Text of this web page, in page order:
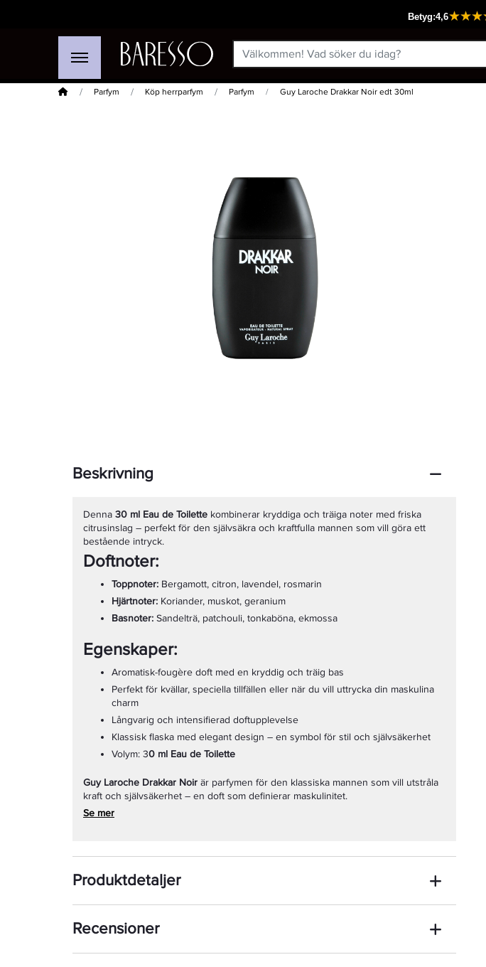
Hem Parfym Köp herrparfym Parfym Guy Laroche Drakkar Noir edt 30ml
Passar
Beskrivning
Denna 30 ml Eau de Toilette kombinerar kryddiga och träiga noter med friska
citrusinslag – perfekt för den självsäkra och kraftfulla mannen som vill göra ett
bestående intryck.
Doftnoter:
Toppnoter: Bergamott, citron, lavendel, rosmarin
Hjärtnoter: Koriander, muskot, geranium
Basnoter: Sandelträ, patchouli, tonkaböna, ekmossa
Egenskaper:
Aromatisk-fougère doft med en kryddig och träig bas
Perfekt för kvällar, speciella tillfällen eller när du vill uttrycka din maskulina
charm
Långvarig och intensifierad doftupplevelse
Klassisk flaska med elegant design – en symbol för stil och självsäkerhet
Volym: 30 ml Eau de Toilette
Guy Laroche Drakkar Noir är parfymen för den klassiska mannen som vill utstråla
kraft och självsäkerhet – en doft som definierar maskulinitet.
Se mer
Produktdetaljer
Recensioner